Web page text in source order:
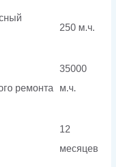
250 м.ч.
ремонта
35000
м.ч.
12
месяцев